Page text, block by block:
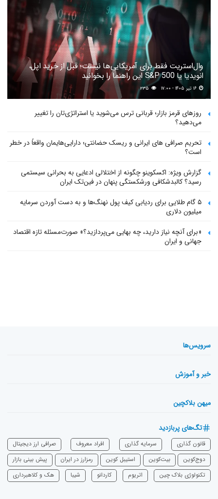
وال‌استریت فقط برای آمریکایی‌ها نیست؛ قبل از خرید اپل،
انویدیا یا S&P 500 این راهنما را بخوانید
۲۳۵
روزهای قرمز بازار؛ قربانی ترس می‌شوید یا استراتژی‌تان را تغییر
می‌دهید؟
تحریم صرافی های ایرانی و ریسک حضانتی؛ دارایی‌هایمان واقعاً در خطر
است؟
گزارش ویژه: اکسکوینو چگونه از اختلالی ادعایی به بحرانی سیستمی
رسید؟ کالبدشکافی ورشکستگی پنهان در فین‌تک ایران
۵ گام طلایی برای ردیابی کیف پول‌ نهنگ‌ها و به دست آوردن سرمایه
میلیون دلاری
«برای آنچه نیاز دارید، چه بهایی می‌پردازید؟» صورت‌مسئله تازه اقتصاد
جهانی و ایران
سرویس‌ها
خبر و آموزش
میهن بلاکچین
تگ‌های پربازدید
قانون گذاری سرمایه‌ گذاری افراد معروف
صرافی ارز دیجیتال
دوج‌کوین
بیت‌کوین استیبل کوین رمزارز در ایران
پیش بینی بازار
تکنولوژی بلاک چین
اتریوم ‌کاردانو شیبا هک و کلاهبرداری